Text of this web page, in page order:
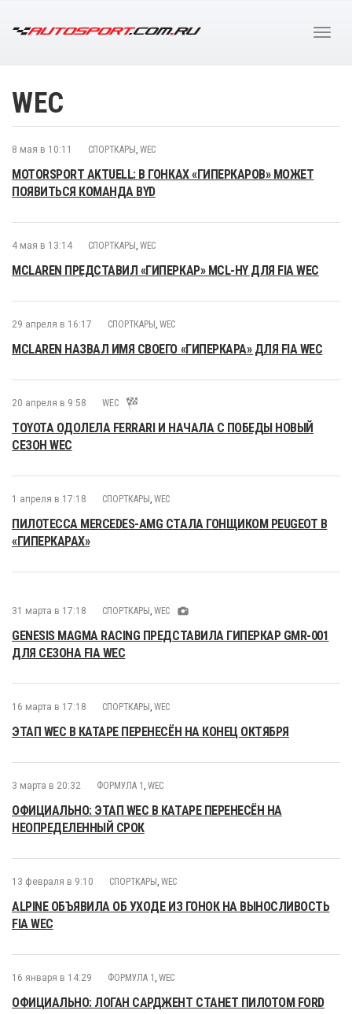
WEC
8 мая в 10:11 СПОРТКАРЫ , WEC
MOTORSPORT AKTUELL: В ГОНКАХ «ГИПЕРКАРОВ» МОЖЕТ
ПОЯВИТЬСЯ КОМАНДА BYD
4 мая в 13:14 СПОРТКАРЫ , WEC
MCLAREN ПРЕДСТАВИЛ «ГИПЕРКАР» MCL-HY ДЛЯ FIA WEC
29 апреля в 16:17 СПОРТКАРЫ , WEC
MCLAREN НАЗВАЛ ИМЯ СВОЕГО «ГИПЕРКАРА» ДЛЯ FIA WEC
20 апреля в 9:58 WEC
TOYOTA ОДОЛЕЛА FERRARI И НАЧАЛА С ПОБЕДЫ НОВЫЙ
СЕЗОН WEC
1 апреля в 17:18 СПОРТКАРЫ , WEC
ПИЛОТЕССА MERCEDES-AMG СТАЛА ГОНЩИКОМ PEUGEOT В
«ГИПЕРКАРАХ»
31 марта в 17:18 СПОРТКАРЫ , WEC
GENESIS MAGMA RACING ПРЕДСТАВИЛА ГИПЕРКАР GMR-001
ДЛЯ СЕЗОНА FIA WEC
16 марта в 17:18 СПОРТКАРЫ , WEC
ЭТАП WEC В КАТАРЕ ПЕРЕНЕСЁН НА КОНЕЦ ОКТЯБРЯ
3 марта в 20:32 ФОРМУЛА 1 , WEC
ОФИЦИАЛЬНО: ЭТАП WEC В КАТАРЕ ПЕРЕНЕСЁН НА
НЕОПРЕДЕЛЕННЫЙ СРОК
13 февраля в 9:10 СПОРТКАРЫ , WEC
ALPINE ОБЪЯВИЛА ОБ УХОДЕ ИЗ ГОНОК НА ВЫНОСЛИВОСТЬ
FIA WEC
16 января в 14:29 ФОРМУЛА 1 , WEC
ОФИЦИАЛЬНО: ЛОГАН САРДЖЕНТ СТАНЕТ ПИЛОТОМ FORD